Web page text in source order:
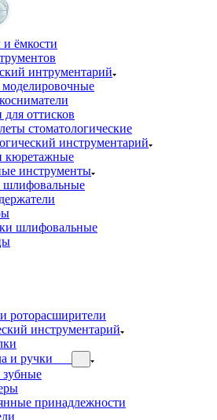
ёмкости
интрументарий
оттисков
стоматологические
инструментарий
кюретажные
инструменты
шлифовальные
шлифовальные
роторасширители
инструментарий
и ручки
принадлежности